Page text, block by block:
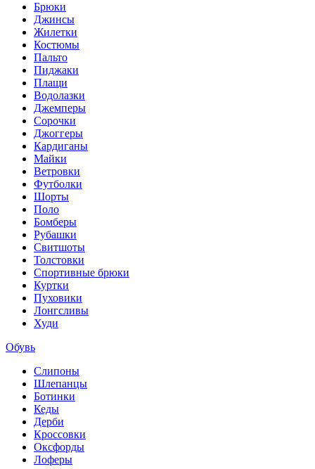
Брюки
Джинсы
Жилетки
Костюмы
Пальто
Пиджаки
Плащи
Водолазки
Джемперы
Сорочки
Джоггеры
Кардиганы
Майки
Ветровки
Футболки
Шорты
Поло
Бомберы
Рубашки
Свитшоты
Толстовки
Спортивные брюки
Куртки
Пуховики
Лонгсливы
Худи
Обувь
Слипоны
Шлепанцы
Ботинки
Кеды
Дерби
Кроссовки
Оксфорды
Лоферы